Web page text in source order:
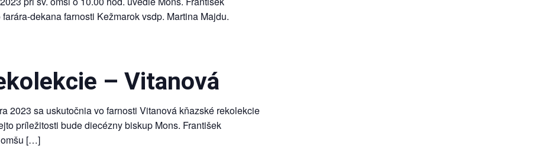
dekana farnosti Kežmarok vsdp. Martina Majdu.
– Vitanová
2023 sa uskutočnia vo farnosti Vitanová kňazské rekolekcie
príležitosti bude diecézny biskup Mons. František
omšu […]